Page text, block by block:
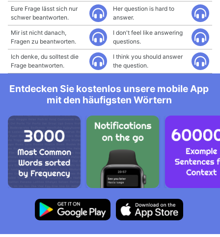
Eure Frage lässt sich nur
schwer beantworten.
Her question is hard to
answer.
Mir ist nicht danach,
Fragen zu beantworten.
I don't feel like answering
questions.
Ich denke, du solltest die
Frage beantworten.
I think you should answer
the question.
Entdecken Sie kostenlos unsere mobile App
mit den häufigsten Wörtern